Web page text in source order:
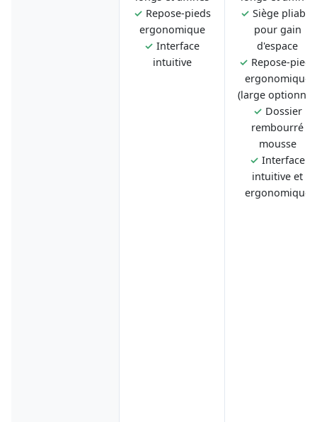
✓ Repose-pieds
ergonomique
✓ Interface
intuitive
✓ Siège pliable
pour gain
d'espace
✓ Repose-pieds
ergonomique
(large optionnel)
✓ Dossier
rembourré
mousse
✓ Interface
intuitive et
ergonomique